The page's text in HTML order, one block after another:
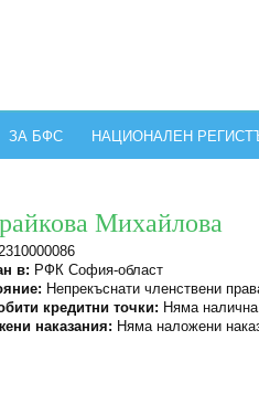
ЗА БФС НАЦИОНАЛЕН
Михайлова
в: РФК София-област
Непрекъснати членствени
кредитни точки: Няма
наказания: Няма наложени